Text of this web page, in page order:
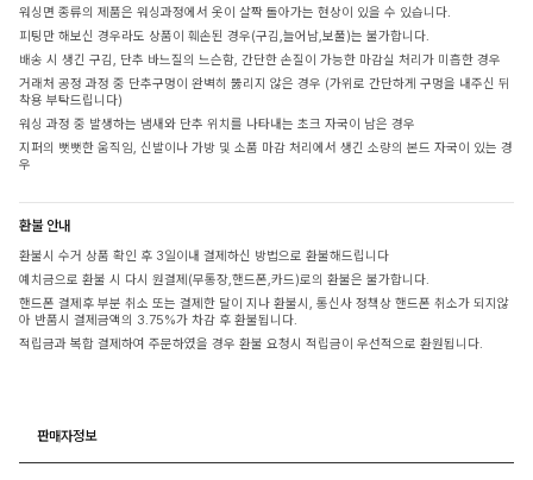
워싱면 종류의 제품은 워싱과정에서 옷이 살짝 돌아가는 현상이 있을 수 있습니다.
피팅만 해보신 경우라도 상품이 훼손된 경우(구김,늘어남,보풀)는 불가합니다.
배송 시 생긴 구김, 단추 바느질의 느슨함, 간단한 손질이 가능한 마감실 처리가 미흡한 경우
거래처 공정 과정 중 단추구멍이 완벽히 뚫리지 않은 경우 (가위로 간단하게 구멍을 내주신 뒤
착용 부탁드립니다)
워싱 과정 중 발생하는 냄새와 단추 위치를 나타내는 초크 자국이 남은 경우
지퍼의 뻣뻣한 움직임, 신발이나 가방 및 소품 마감 처리에서 생긴 소량의 본드 자국이 있는 경
우
환불 안내
환불시 수거 상품 확인 후 3일이내 결제하신 방법으로 환불해드립니다
예치금으로 환불 시 다시 원결제(무통장,핸드폰,카드)로의 환불은 불가합니다.
핸드폰 결제후 부분 취소 또는 결제한 달이 지나 환불시, 통신사 정책상 핸드폰 취소가 되지않
아 반품시 결제금액의 3.75%가 차감 후 환불됩니다.
적립금과 복합 결제하여 주문하였을 경우 환불 요청시 적립금이 우선적으로 환원됩니다.
판매자정보